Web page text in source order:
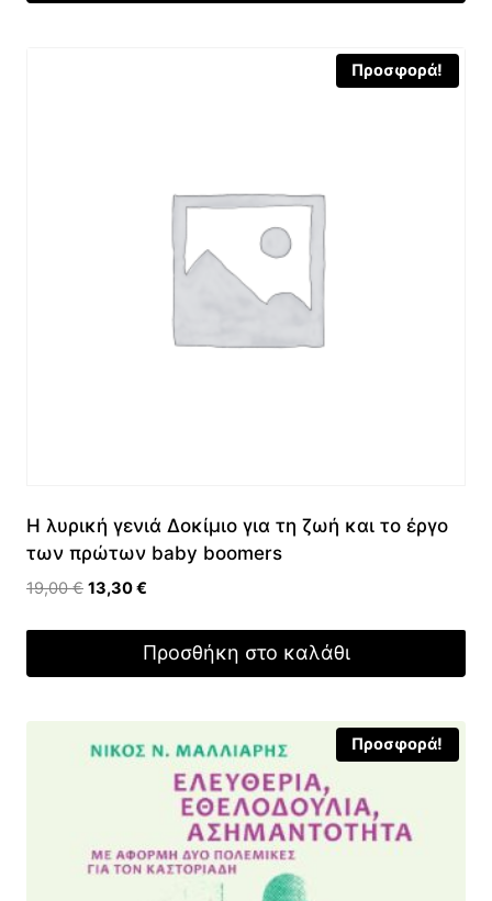
Προσφορά!
Η λυρική γενιά Δοκίμιο για τη ζωή και το έργο
των πρώτων baby boomers
19,00€ Original
19,00 €.
13,30€
είναι:
Προσθήκη στο καλάθι
Προσφορά!